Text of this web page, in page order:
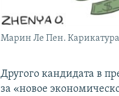
Марин Ле Пен.
Другого кандидата в
за «новое